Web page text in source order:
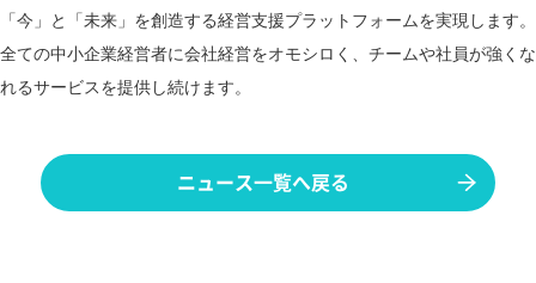
「今」と「未来」を創造する経営支援プラットフォームを実現します。
全ての中小企業経営者に会社経営をオモシロく、チームや社員が強くな
れるサービスを提供し続けます。
ニュース一覧へ戻る